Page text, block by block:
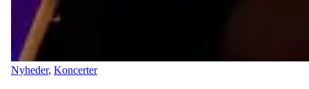
Nyheder, Koncerter